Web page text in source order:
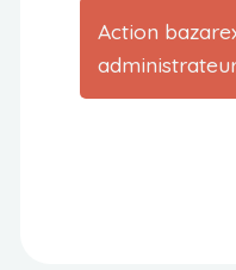
Action